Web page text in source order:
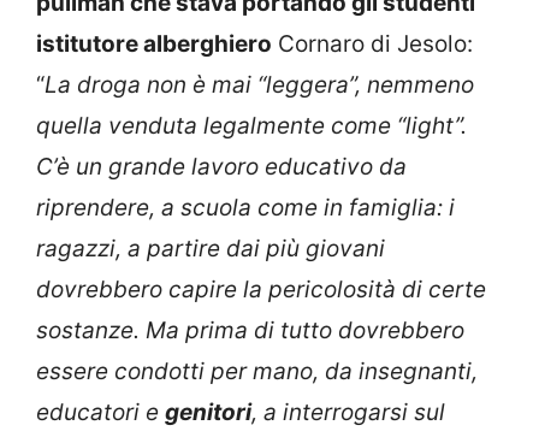
istitutore alberghiero Cornaro di Jesolo:
“La droga non è mai “leggera”, nemmeno
quella venduta legalmente come “light”.
C’è un grande lavoro educativo da
riprendere, a scuola come in famiglia: i
ragazzi, a partire dai più giovani
dovrebbero capire la pericolosità di certe
sostanze. Ma prima di tutto dovrebbero
essere condotti per mano, da insegnanti,
educatori e genitori, a interrogarsi sul